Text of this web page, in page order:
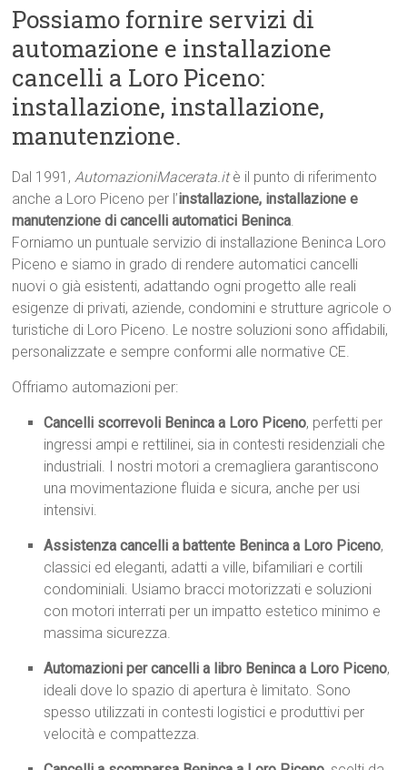
Possiamo fornire servizi di
automazione e installazione
cancelli a Loro Piceno:
installazione, installazione,
manutenzione.
Dal 1991,AutomazioniMacerata.itè il punto di riferimento
anche a Loro Piceno per l’installazione, installazione e
manutenzione di cancelli automatici Beninca.
Forniamo un puntuale servizio di installazione Beninca Loro
Piceno e siamo in grado di rendere automatici cancelli
nuovi o già esistenti, adattando ogni progetto alle reali
esigenze di privati, aziende, condomini e strutture agricole o
turistiche di Loro Piceno. Le nostre soluzioni sono affidabili,
personalizzate e sempre conformi alle normative CE.
Offriamo automazioni per:
Cancelli scorrevoli Beninca a Loro Piceno, perfetti per
ingressi ampi e rettilinei, sia in contesti residenziali che
industriali. I nostri motori a cremagliera garantiscono
una movimentazione fluida e sicura, anche per usi
intensivi.
Assistenza cancelli a battente Beninca a Loro Piceno,
classici ed eleganti, adatti a ville, bifamiliari e cortili
condominiali. Usiamo bracci motorizzati e soluzioni
con motori interrati per un impatto estetico minimo e
massima sicurezza.
Automazioni per cancelli a libro Beninca a Loro Piceno,
ideali dove lo spazio di apertura è limitato. Sono
spesso utilizzati in contesti logistici e produttivi per
velocità e compattezza.